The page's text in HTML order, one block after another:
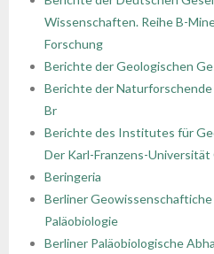
- - Oddział Warszawski
- - Oddział Wrocławski
- - Polish & Slovak Working
System PGS
Sedymentologiczna
- Przewodniki Zjazdów
- Materiały Kongresowe
- Inne materiały konferencyjne
- Annales Societatis
- Posiedzenia Naukowe PTGeol
Wissenschaften. Reihe B-
Forschung
Berichte der Geologischen
Berichte der
Br
Berichte des Institutes für
Der Karl-Franzens-Universität
Beringeria
Berliner
Paläobiologie
Berliner Paläobiologische